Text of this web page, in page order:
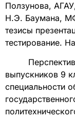
Ползунова,
Н.Э. Баумана,
тезисы
тестирование.
Перспективы
выпускников 9
специальности